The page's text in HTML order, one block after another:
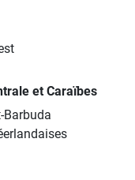
et Caraïbes
Barbuda